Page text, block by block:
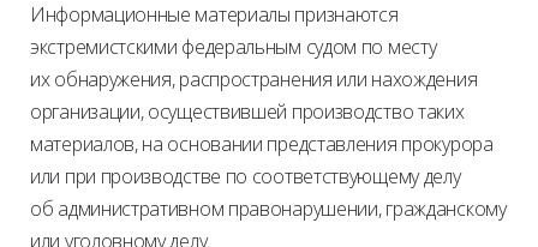
Информационные материалы признаются
экстремистскими федеральным судом по месту
их обнаружения, распространения или нахождения
организации, осуществившей производство таких
материалов, на основании представления прокурора
или при производстве по соответствующему делу
об административном правонарушении, гражданскому
или уголовному делу.